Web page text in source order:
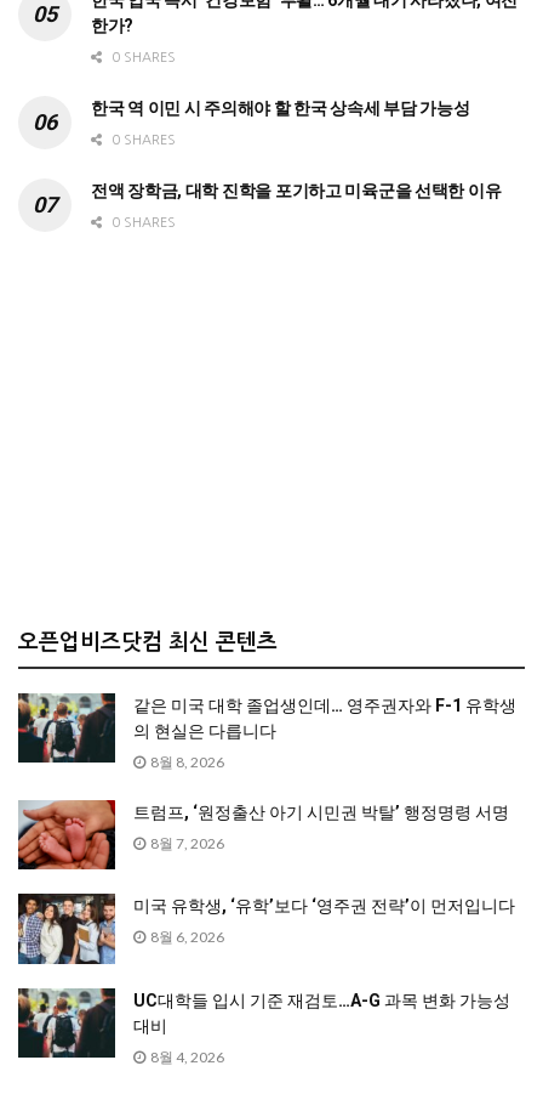
한가?
0 SHARES
한국 역 이민 시 주의해야 할 한국 상속세 부담 가능성
0 SHARES
전액 장학금, 대학 진학을 포기하고 미육군을 선택한 이유
0 SHARES
오픈업비즈닷컴 최신 콘텐츠
같은 미국 대학 졸업생인데… 영주권자와 F-1 유학생
의 현실은 다릅니다
8월 8, 2026
트럼프, ‘원정출산 아기 시민권 박탈’ 행정명령 서명
8월 7, 2026
미국 유학생, ‘유학’보다 ‘영주권 전략’이 먼저입니다
8월 6, 2026
UC대학들 입시 기준 재검토…A-G 과목 변화 가능성
대비
8월 4, 2026